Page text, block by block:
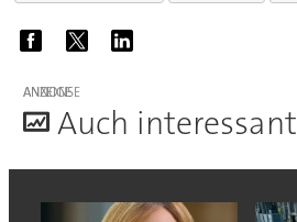
ANZEIGE
Auch interessant